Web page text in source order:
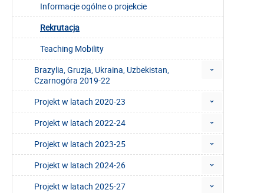
Informacje ogólne o projekcie
Rekrutacja
Teaching Mobility
Brazylia, Gruzja, Ukraina, Uzbekistan,
Czarnogóra 2019-22
Projekt w latach 2020-23
Projekt w latach 2022-24
Projekt w latach 2023-25
Projekt w latach 2024-26
Projekt w latach 2025-27